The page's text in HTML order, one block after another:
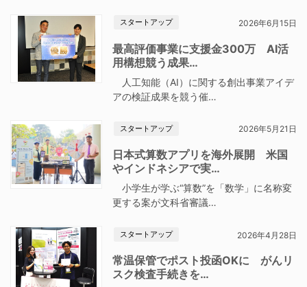
スタートアップ 2026年6月15日
最高評価事業に支援金300万 AI活
用構想競う成果…
人工知能（AI）に関する創出事業アイデ
アの検証成果を競う催…
スタートアップ 2026年5月21日
日本式算数アプリを海外展開 米国
やインドネシアで実…
小学生が学ぶ“算数”を「数学」に名称変
更する案が文科省審議…
スタートアップ 2026年4月28日
常温保管でポスト投函OKに がんリ
スク検査手続きを…